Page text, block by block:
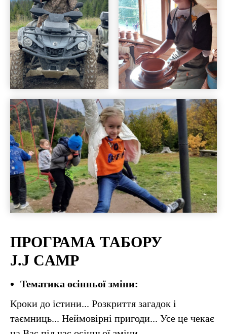
ПРОГРАМА ТАБОРУ
J.J CAMP
Тематика осінньої зміни:
Кроки до істини... Розкриття загадок і
таємниць... Неймовірні пригоди... Усе це чекає